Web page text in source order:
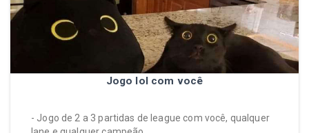
Jogo lol com você
- Jogo de 2 a 3 partidas de league com você, qualquer